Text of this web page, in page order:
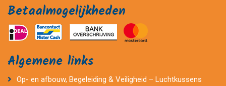
Betaalmogelijkheden
Algemene links
Op- en afbouw, Begeleiding & Veiligheid – Luchtkussens